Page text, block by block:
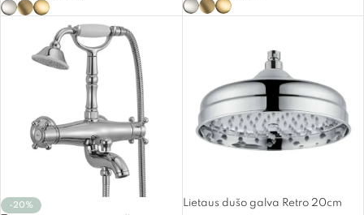
-20% Lietaus dušo galva Retro 20cm